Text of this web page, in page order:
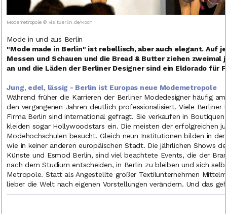
Modemetropole © visitBerlin.de/Koch
Mode in und aus Berlin
"Mode made in Berlin" ist rebellisch, aber auch elegant. Auf
Messen und Schauen und die Bread & Butter ziehen
an und die Läden der Berliner Designer sind ein Eldorado für
Jung, edel, lässig - Berlin ist Europas neue Modemetropole
Während früher die Karrieren der Berliner Modedesigner häufig
den vergangenen Jahren deutlich professionalisiert. Viele
Firma Berlin sind international gefragt. Sie verkaufen in
kleiden sogar Hollywoodstars ein. Die meisten der erfolgreichen
Modehochschulen besucht. Gleich neun Institutionen bilden in
wie in keiner anderen europäischen Stadt. Die jährlichen Shows
Künste und Esmod Berlin, sind viel beachtete Events, die der
nach dem Studium entscheiden, in Berlin zu bleiben und sich
Metropole. Statt als Angestellte großer Textilunternehmen
lieber die Welt nach eigenen Vorstellungen verändern. Und das